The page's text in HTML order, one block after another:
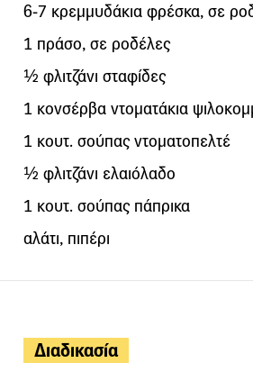
6-7 κρεμμυδάκια φρέσκα, σε
1 πράσο, σε ροδέλες
½ φλιτζάνι σταφίδες
1 κονσέρβα ντοματάκια
1 κουτ. σούπας ντοματοπελτέ
½ φλιτζάνι ελαιόλαδο
1 κουτ. σούπας πάπρικα
αλάτι, πιπέρι
Διαδικασία